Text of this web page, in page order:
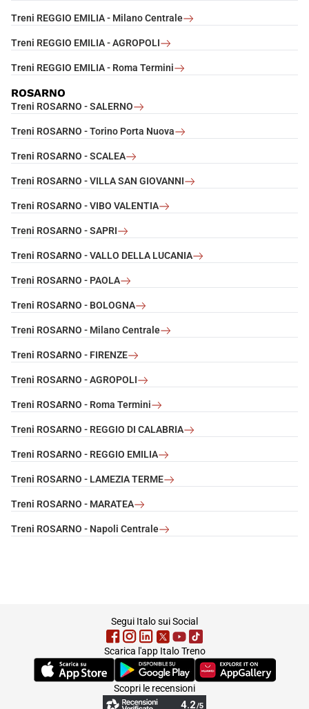
Treni REGGIO EMILIA - Milano Centrale
Treni REGGIO EMILIA - AGROPOLI
Treni REGGIO EMILIA - Roma Termini
ROSARNO
Treni ROSARNO - SALERNO
Treni ROSARNO - Torino Porta Nuova
Treni ROSARNO - SCALEA
Treni ROSARNO - VILLA SAN GIOVANNI
Treni ROSARNO - VIBO VALENTIA
Treni ROSARNO - SAPRI
Treni ROSARNO - VALLO DELLA LUCANIA
Treni ROSARNO - PAOLA
Treni ROSARNO - BOLOGNA
Treni ROSARNO - Milano Centrale
Treni ROSARNO - FIRENZE
Treni ROSARNO - AGROPOLI
Treni ROSARNO - Roma Termini
Treni ROSARNO - REGGIO DI CALABRIA
Treni ROSARNO - REGGIO EMILIA
Treni ROSARNO - LAMEZIA TERME
Treni ROSARNO - MARATEA
Treni ROSARNO - Napoli Centrale
Segui Italo sui Social
Scarica l'app Italo Treno
(Si apre in una nuova scheda)(Si apre in una nuova scheda)
(Si apre in una nuova
Scopri le recensioni